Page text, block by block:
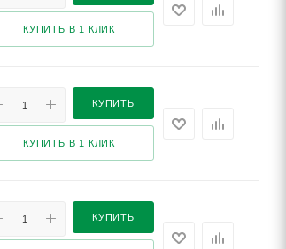
КУПИТЬ В 1 КЛИК
КУПИТЬ
КУПИТЬ В 1 КЛИК
КУПИТЬ